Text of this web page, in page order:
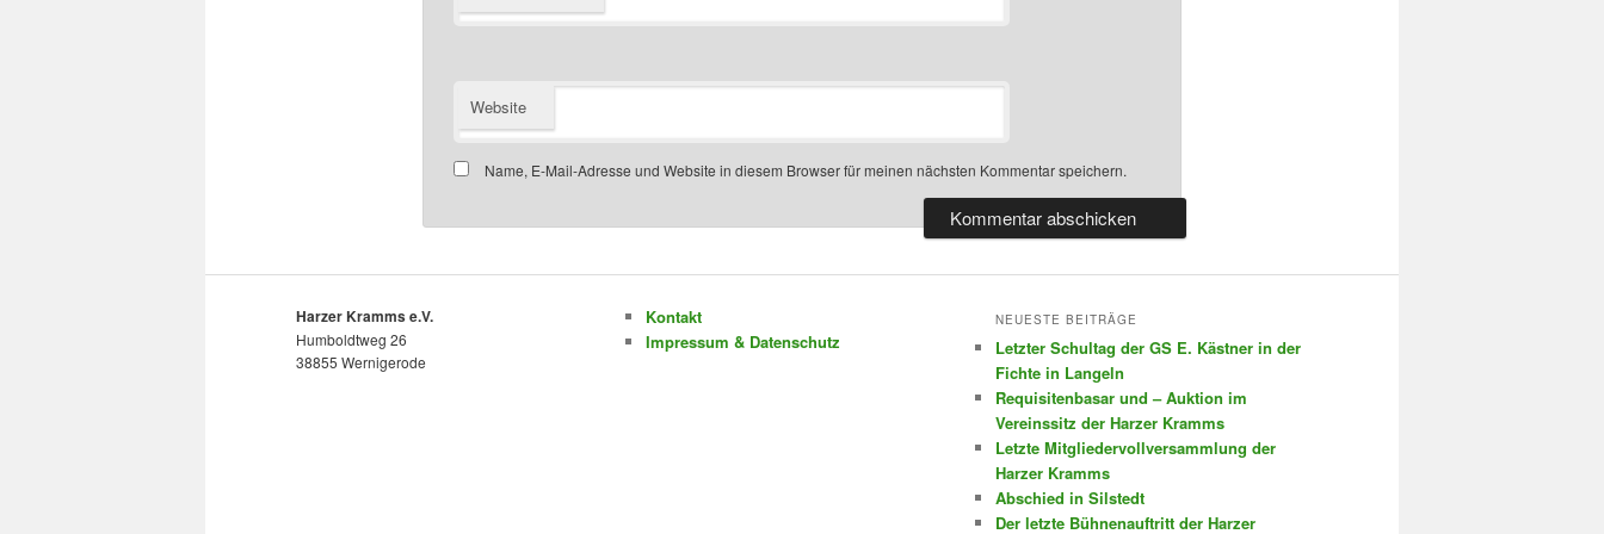
Website
Name, E-Mail-Adresse und Website in diesem Browser für meinen nächsten Kommentar speichern.
Harzer Kramms e.V.
Humboldtweg 26
38855 Wernigerode
Kontakt
Impressum & Datenschutz
NEUESTE BEITRÄGE
Letzter Schultag der GS E. Kästner in der
Fichte in Langeln
Requisitenbasar und – Auktion im
Vereinssitz der Harzer Kramms
Letzte Mitgliedervollversammlung der
Harzer Kramms
Abschied in Silstedt
Der letzte Bühnenauftritt der Harzer